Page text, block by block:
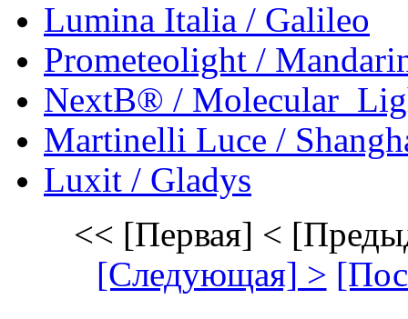
Lumina Italia / Galileo
Prometeolight /
NextВ® /
Martinelli Luce /
Luxit / Gladys
<< [Первая] <
[Следующая] >